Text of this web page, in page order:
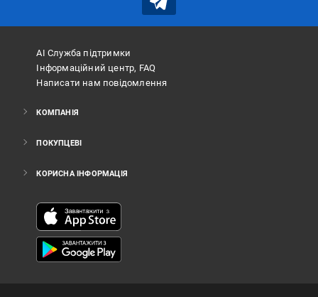
АІ Служба підтримки
Інформаційний центр, FAQ
Написати нам повідомлення
КОМПАНІЯ
ПОКУПЦЕВІ
КОРИСНА ІНФОРМАЦІЯ